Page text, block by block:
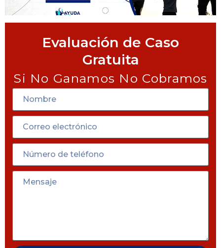
Evaluación de Caso
Gratuita
Si No Ganamos No Cobramos